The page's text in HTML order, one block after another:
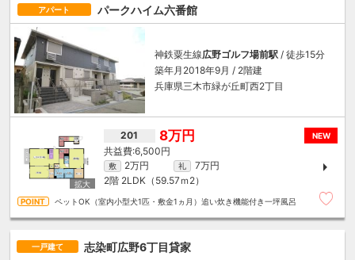
アパート パークハイム六番館
神鉄粟生線広野ゴルフ場前駅 / 徒歩15分
築年月2018年9月 / 2階建
兵庫県三木市緑が丘町西2丁目
NEW
201 8万円
6,500円
敷 2万円 礼
7万円
2階 2LDK（59.57ｍ 2）
ペットOK（室内小型犬1匹・敷金1ヵ月）追い炊き機能付き一坪風呂
一戸建て 志染町広野6丁目貸家